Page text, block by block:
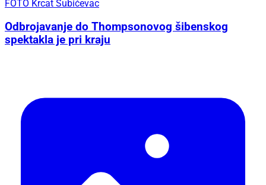
FOTO Krcat Šubićevac
Odbrojavanje do Thompsonovog šibenskog
spektakla je pri kraju